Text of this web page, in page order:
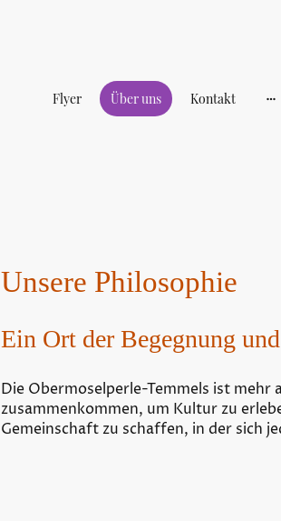
Flyer Über uns Kontakt
Unsere Philosophie
Ein Ort der Begegnung
Die Obermoselperle-Temmels ist
zusammenkommen, um Kultur zu
Gemeinschaft zu schaffen, in der sich